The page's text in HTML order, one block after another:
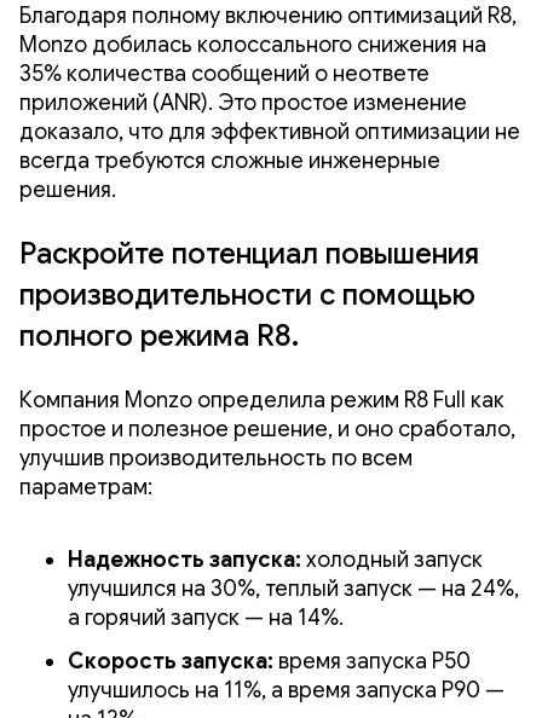
Благодаря полному включению оптимизаций R8,
Monzo добилась колоссального снижения на
35% количества сообщений о неответе
приложений (ANR). Это простое изменение
доказало, что для эффективной оптимизации не
всегда требуются сложные инженерные
решения.
Раскройте потенциал повышения
производительности с помощью
полного режима R8.
Компания Monzo определила режим R8 Full как
простое и полезное решение, и оно сработало,
улучшив производительность по всем
параметрам:
Надежность запуска: холодный запуск
улучшился на 30%, теплый запуск — на 24%,
а горячий запуск — на 14%.
Скорость запуска: время запуска P50
улучшилось на 11%, а время запуска P90 —